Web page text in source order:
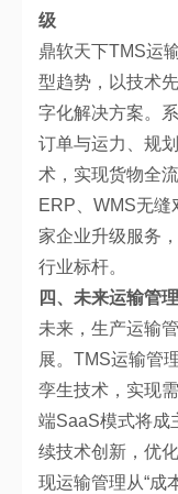
级
鼎软天下TMS运
型趋势，以技术
字化解决方案。
订单与运力、规
术，实现货物全
ERP、WMS无缝
家企业升级服务
行业标杆。
四、未来运输管
未来，生产运输
展。TMS运输管
孪生技术，实现
端SaaS模式将成
续技术创新，优
现运输管理从“成